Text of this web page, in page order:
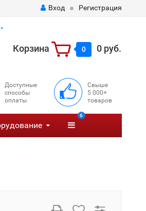
Вход Регистрация
Корзина 0 0 руб.
Доступные
способы
оплаты
Свыше
5 000+
товаров
6